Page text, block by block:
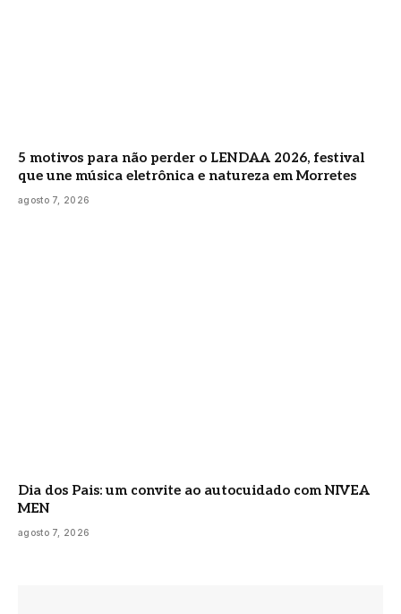
5 motivos para não perder o LENDAA 2026, festival
que une música eletrônica e natureza em Morretes
agosto 7, 2026
Dia dos Pais: um convite ao autocuidado com NIVEA
MEN
agosto 7, 2026